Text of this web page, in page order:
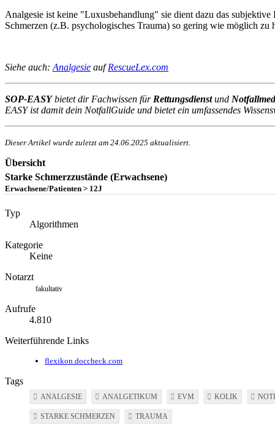
Analgesie ist keine "Luxusbehandlung" sie dient dazu das
Schmerzen (z.B. psychologisches Trauma) so gering wie möglich zu
Siehe auch:Analgesie aufRescueLex.com
SOP-EASYbietet dir Fachwissen fürRettungsdienstund
EASY ist damit dein NotfallGuide und bietet ein umfassendes
Dieser Artikel wurde zuletzt am 24.06.2025 aktualisiert.
Übersicht
Starke Schmerzzustände (Erwachsene)
Erwachsene/Patienten > 12J
Typ
Algorithmen
Kategorie
Keine
Notarzt
fakultativ
Aufrufe
4.810
Weiterführende Links
flexikon.doccheck.com
Tags
ANALGESIE ANALGETIKUM EVM KOLIK
STARKE SCHMERZEN TRAUMA